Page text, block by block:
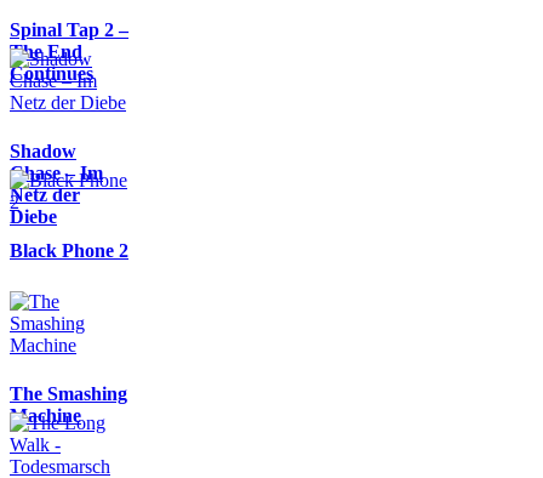
Spinal Tap 2 –
The End
Continues
Shadow
Chase – Im
Netz der
Diebe
Black Phone 2
The Smashing
Machine